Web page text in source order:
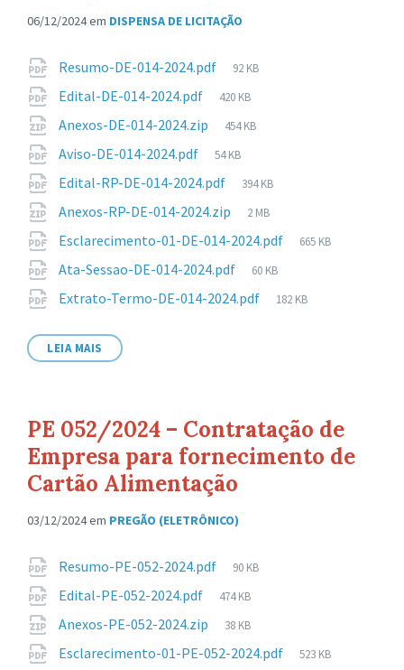
06/12/2024em DISPENSA DE LICITAÇÃO
Anexos
Resumo-DE-014-2024.pdf
Tamanho
arquivo:
92 KB
Edital-DE-014-2024.pdf
Tamanho
arquivo:
420 KB
Anexos-DE-014-2024.zip
Tamanho
arquivo:
454 KB
Aviso-DE-014-2024.pdf
Tamanho
arquivo:
54 KB
Edital-RP-DE-014-2024.pdf
Tamanho
arquivo:
394 KB
Anexos-RP-DE-014-2024.zip
Tamanho
arquivo:
2 MB
Esclarecimento-01-DE-014-2024.pdf
Tamanho
665 KB
Ata-Sessao-DE-014-2024.pdf
Tamanho
arquivo:
60 KB
Extrato-Termo-DE-014-2024.pdf
Tamanho
182 KB
LEIA MAIS
PE 052/2024 – Contratação de
Empresa para fornecimento de
Cartão Alimentação
03/12/2024em PREGÃO (ELETRÔNICO)
Anexos
Resumo-PE-052-2024.pdf
Tamanho
arquivo:
90 KB
Edital-PE-052-2024.pdf
Tamanho
arquivo:
474 KB
Anexos-PE-052-2024.zip
Tamanho
arquivo:
38 KB
Esclarecimento-01-PE-052-2024.pdf
Tamanho
523 KB